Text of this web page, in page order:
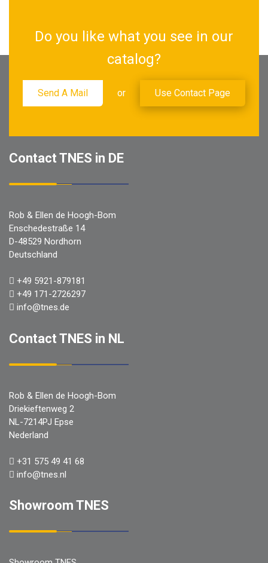
Do you like what you see in our
catalog?
Send A Mail or Use Contact Page
Contact TNES in DE
Rob & Ellen de Hoogh-Bom
Enschedestraße 14
D-48529 Nordhorn
Deutschland
+49 5921-879181
+49 171-2726297
info@tnes.de
Contact TNES in NL
Rob & Ellen de Hoogh-Bom
Driekieftenweg 2
NL-7214PJ Epse
Nederland
+31 575 49 41 68
info@tnes.nl
Showroom TNES